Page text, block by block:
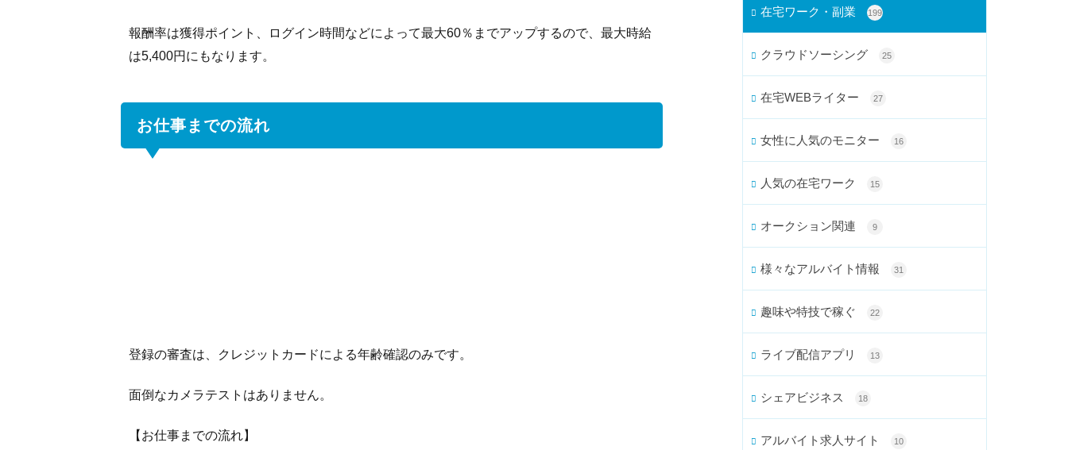
報酬率は獲得ポイント、ログイン時間などによって最大60％までアップするので、最大時給
は5,400円にもなります。
お仕事までの流れ
登録の審査は、クレジットカードによる年齢確認のみです。
面倒なカメラテストはありません。
【お仕事までの流れ】
在宅ワーク・副業 199
クラウドソーシング 25
在宅WEBライター 27
女性に人気のモニター 16
人気の在宅ワーク 15
オークション関連 9
様々なアルバイト情報 31
趣味や特技で稼ぐ 22
ライブ配信アプリ 13
シェアビジネス 18
アルバイト求人サイト 10